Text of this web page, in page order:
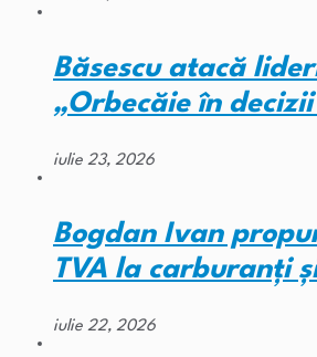
Băsescu atacă
„Orbecăie în
iulie 23, 2026
Bogdan Ivan
TVA la carburanți
iulie 22, 2026